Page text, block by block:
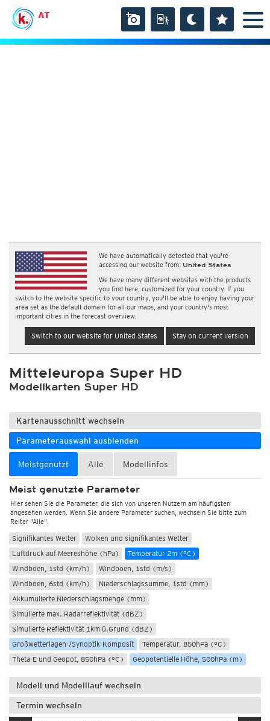
AT
We have automatically detected that you're
accessing our website from: United States
We have many different websites with the products
you find here, customized for your country. If you
switch to the website specific to your country, you'll be able to enjoy having your
area set as the default domain for all our maps, and your country's most
important cities in the forecast overview.
Switch to our website for United States Stay on current version
Mitteleuropa Super HD
Modellkarten Super HD
Kartenausschnitt wechseln
Parameterauswahl ausblenden
Meistgenutzt Alle Modellinfos
Meist genutzte Parameter
Hier sehen Sie die Parameter, die sich von unseren Nutzern am häufigsten
angesehen werden. Wenn Sie andere Parameter suchen, wechseln Sie bitte zum
Reiter "Alle".
Signifikantes Wetter
Wolken und signifikantes Wetter
Luftdruck auf Meereshöhe (hPa)
Temperatur 2m (°C)
Windböen, 1std (km/h)
Windböen, 1std (m/s)
Windböen, 6std (km/h)
Niederschlagssumme, 1std (mm)
Akkumulierte Niederschlagsmenge (mm)
Simulierte max. Radarreflektivität (dBZ)
Simulierte Reflektivität 1km ü.Grund (dBZ)
Großwetterlagen-/Synoptik-Komposit
Temperatur, 850hPa (°C)
Theta-E und Geopot, 850hPa (°C)
Geopotentielle Höhe, 500hPa (m)
Modell und Modelllauf wechseln
Termin wechseln